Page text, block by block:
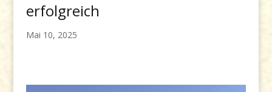
erfolgreich
Mai 10, 2025